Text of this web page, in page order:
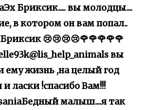
Бриксик..... вы молодцы....
в котором он вам попал..
😢😢😢😢🌹🌹🌹🌹🌹
вы
ему жизнь ,на целый год
ласки !спасибо Вам!!!
малыш....я так